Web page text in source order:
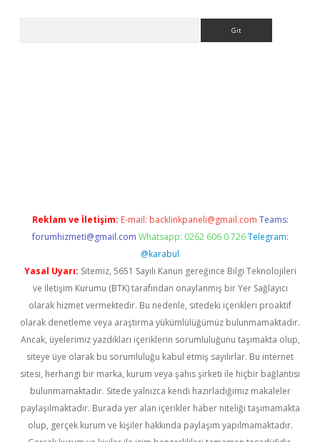
Reklam ve İletişim: E-mail: backlinkpaneli@gmail.com Teams:
forumhizmeti@gmail.com Whatsapp: 0262 606 0 726 Telegram:
@karabul
Yasal Uyarı: Sitemiz, 5651 Sayılı Kanun gereğince Bilgi Teknolojileri
ve İletişim Kurumu (BTK) tarafından onaylanmış bir Yer Sağlayıcı
olarak hizmet vermektedir. Bu nedenle, sitedeki içerikleri proaktif
olarak denetleme veya araştırma yükümlülüğümüz bulunmamaktadır.
Ancak, üyelerimiz yazdıkları içeriklerin sorumluluğunu taşımakta olup,
siteye üye olarak bu sorumluluğu kabul etmiş sayılırlar. Bu internet
sitesi, herhangi bir marka, kurum veya şahıs şirketi ile hiçbir bağlantısı
bulunmamaktadır. Sitede yalnızca kendi hazırladığımız makaleler
paylaşılmaktadır. Burada yer alan içerikler haber niteliği taşımamakta
olup, gerçek kurum ve kişiler hakkında paylaşım yapılmamaktadır.